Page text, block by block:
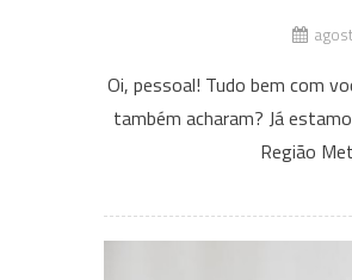
Oi, pessoal! Tudo bem com
também acharam? Já
Região